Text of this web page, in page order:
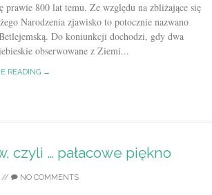
prawie 800 lat temu. Ze względu na zbliżające się
Narodzenia zjawisko to potocznie nazwano
Do koniunkcji dochodzi, gdy dwa
obserwowane z Ziemi...
READING →
czyli … pałacowe piękno
// NO COMMENTS